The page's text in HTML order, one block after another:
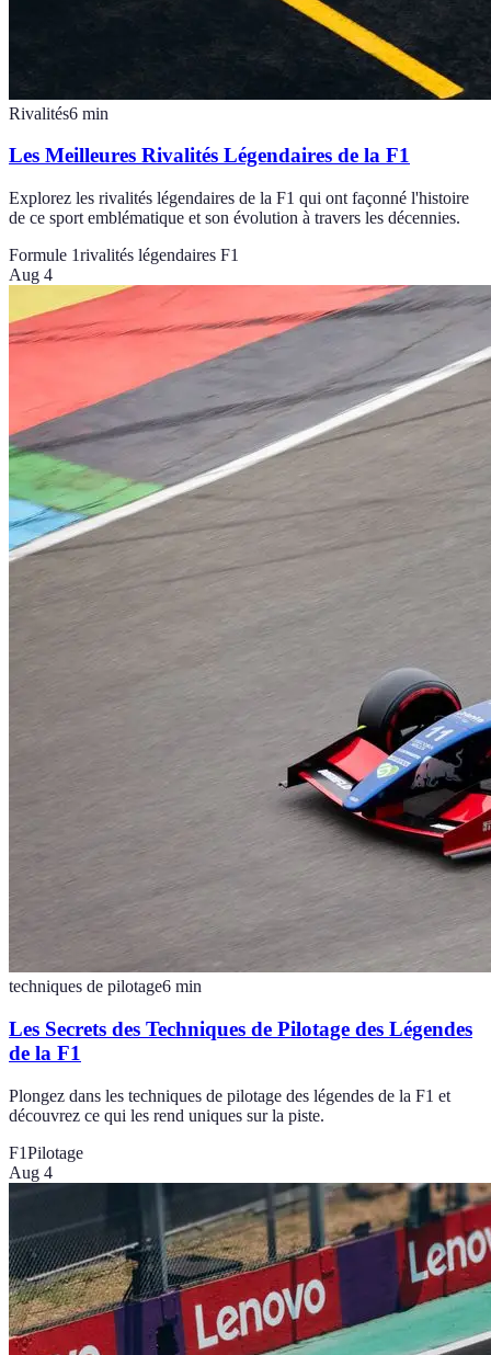
Rivalités6 min
Les Meilleures Rivalités Légendaires de la F1
Explorez les rivalités légendaires de la F1 qui ont façonné l'histoire
de ce sport emblématique et son évolution à travers les décennies.
Formule 1rivalités légendaires F1
Aug 4
techniques de pilotage6 min
Les Secrets des Techniques de Pilotage des Légendes
de la F1
Plongez dans les techniques de pilotage des légendes de la F1 et
découvrez ce qui les rend uniques sur la piste.
F1Pilotage
Aug 4